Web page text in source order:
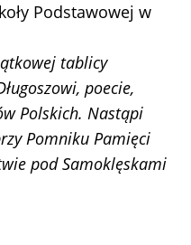
Podstawowej w
tablicy
poecie,
Polskich. Nastąpi
Pomniku Pamięci
pod Samoklęskami